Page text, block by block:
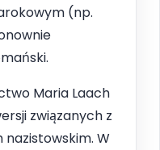
(np.
Maria Laach
związanych z
W